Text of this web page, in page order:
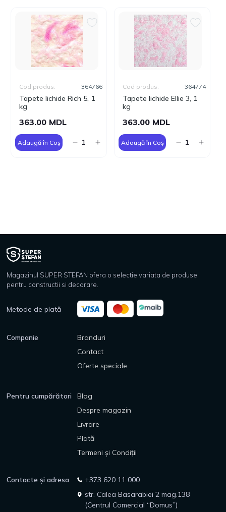
Tapete lichide Rich 5, 1
kg
Cod produs: 364766
363.00 MDL
Adaugă în Coș
Tapete lichide Ellie 3, 1
kg
Cod produs: 364774
363.00 MDL
Adaugă în Coș
Magazinul SUPER STEFAN ofera o selectie variata de produse
pentru constructii si decorare.
Metode de plată
Companie
Branduri
Contact
Oferte speciale
Pentru cumpărători
Blog
Despre magazin
Livrare
Plată
Termeni și Condiții
Contacte și adresa
+373 620 11 000
str. Calea Basarabiei 2 mag.138
(Centrul Comercial “Domus”)